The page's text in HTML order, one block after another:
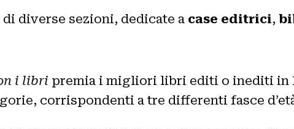
diverse sezioni, dedicate a case editrici,
i libri premia i migliori libri editi o inediti in
corrispondenti a tre differenti fasce